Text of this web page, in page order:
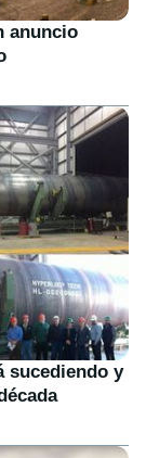
anuncio
sucediendo y